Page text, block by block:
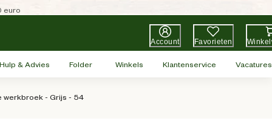
euro
Account Favorieten
Hulp & Advies Folder Winkels Klantenservice Vacatures
werkbroek - Grijs - 54